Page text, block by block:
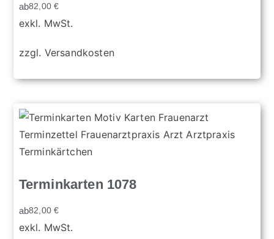
ab82,00€
exkl. MwSt.
zzgl. Versandkosten
Terminkarten 1078
ab82,00€
exkl. MwSt.